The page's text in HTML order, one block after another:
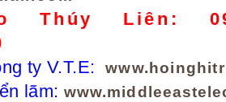
Thúy Liên:
ty V.T.E:
lãm: